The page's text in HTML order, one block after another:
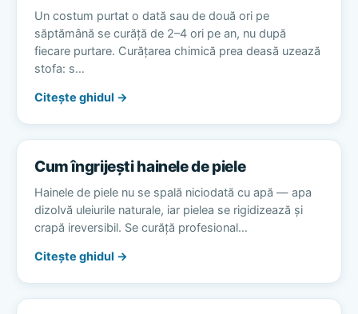
Un costum purtat o dată sau de două ori pe
săptămână se curăță de 2–4 ori pe an, nu după
fiecare purtare. Curățarea chimică prea deasă uzează
stofa: s…
Citește ghidul →
Cum îngrijești hainele de piele
Hainele de piele nu se spală niciodată cu apă — apa
dizolvă uleiurile naturale, iar pielea se rigidizează și
crapă ireversibil. Se curăță profesional…
Citește ghidul →